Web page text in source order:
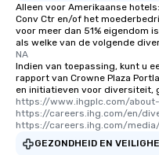
Alleen voor Amerikaanse
Conv Ctr en/of het
voor meer dan 51% eigendom
als welke van de volgende
NA
Indien van toepassing, kunt u
rapport van Crowne Plaza
en initiatieven voor diversiteit,
https://www.ihgplc.com/
https://careers.ihg.com/en/
https://careers.ihg.com/
GEZONDHEID EN